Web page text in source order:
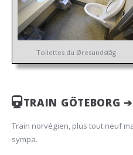
Toilettes du Øresundståg
TRAIN GÖTEBORG
Train norvégien, plus tout neuf
sympa.